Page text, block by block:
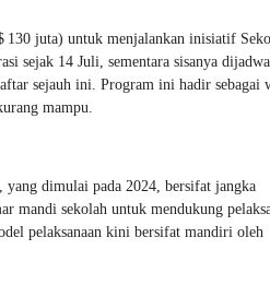
130 juta) untuk menjalankan inisiatif
sejak 14 Juli, sementara sisanya
sejauh ini. Program ini hadir sebagai
mampu.
yang dimulai pada 2024, bersifat jangka
mandi sekolah untuk mendukung
pelaksanaan kini bersifat mandiri oleh